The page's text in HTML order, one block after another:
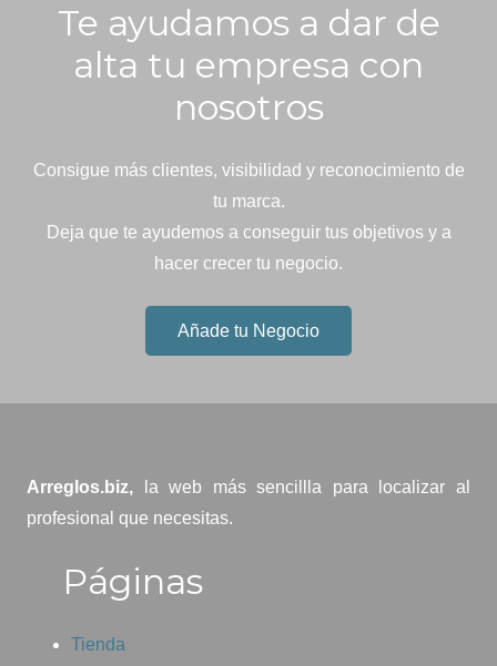
Te ayudamos a dar de
alta tu empresa con
nosotros
Consigue más clientes, visibilidad y reconocimiento de
tu marca.
Deja que te ayudemos a conseguir tus objetivos y a
hacer crecer tu negocio.
Añade tu Negocio
Arreglos.biz,
la web más sencillla para localizar al
profesional que necesitas.
Páginas
Tienda